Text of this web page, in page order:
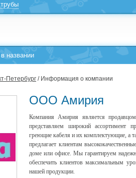
в названии
Петербург / Информация о компании
ООО Амирия
Компания Амирия является
представляем широкий ассортимент
греющие кабеля и их комплектующие, а
предлагает клиентам
доме или офисе. Мы гарантируем
обеспечить клиентов максимальным
нашей продукции.